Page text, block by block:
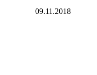
09.11.2018